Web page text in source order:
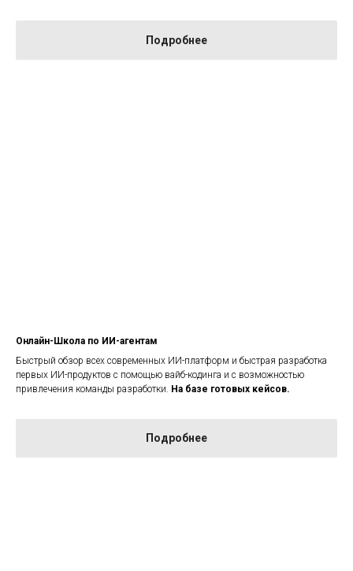
Подробнее
Онлайн-Школа по ИИ-агентам
Быстрый обзор всех современных ИИ-платформ и быстрая разработка
первых ИИ-продуктов с помощью вайб-кодинга и с возможностью
привлечения команды разработки. На базе готовых кейсов.
Подробнее